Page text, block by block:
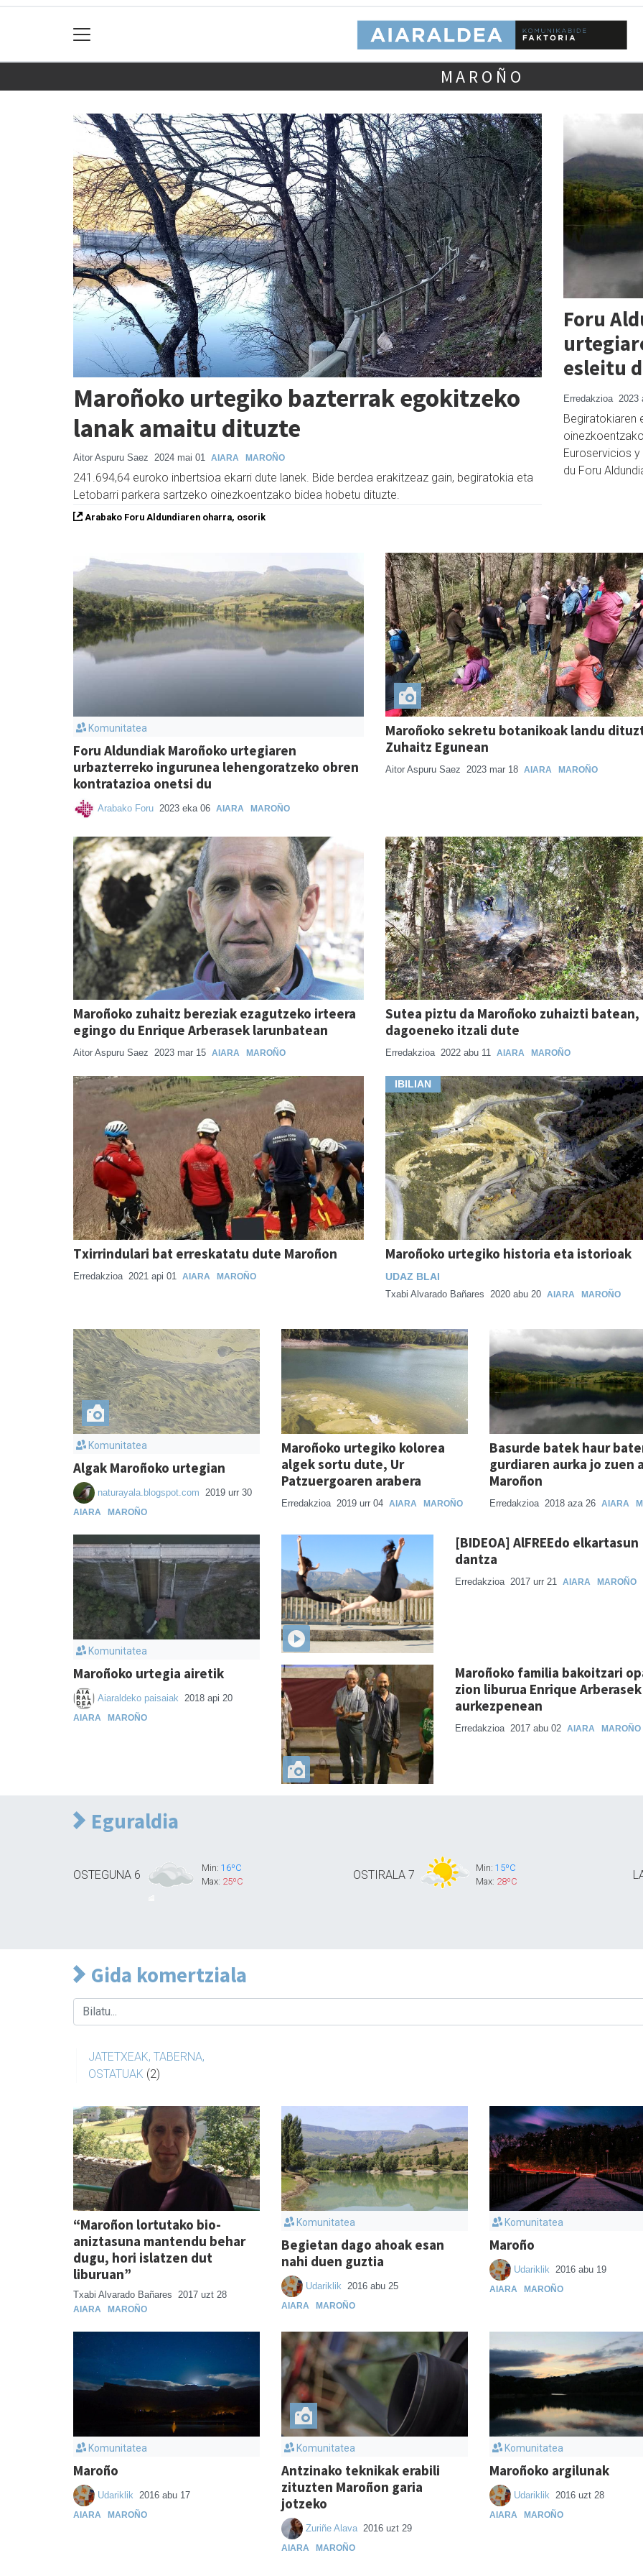
MAROÑO
Maroñoko urtegiko bazterrak egokitzeko
lanak amaitu dituzte
Aitor Aspuru Saez 2024 mai 01 AIARA MAROÑO
241.694,64 euroko inbertsioa ekarri dute lanek. Bide berdea erakitzeaz gain, begiratokia eta
Letobarri parkera sartzeko oinezkoentzako bidea hobetu dituzte.
Arabako Foru Aldundiaren oharra, osorik
Foru
esleitu
Erredakzioa 2023
Begiratokiaren
Euroservicios
du Foru
Komunitatea
Foru Aldundiak Maroñoko urtegiaren
urbazterreko ingurunea lehengoratzeko obren
kontratazioa onetsi du
Arabako Foru 2023 eka 06 AIARA MAROÑO
Maroñoko sekretu botanikoak landu
Zuhaitz Egunean
Aitor Aspuru Saez 2023 mar 18 AIARA MAROÑO
Maroñoko zuhaitz bereziak ezagutzeko irteera
egingo du Enrique Arberasek larunbatean
Aitor Aspuru Saez 2023 mar 15 AIARA MAROÑO
Sutea piztu da Maroñoko zuhaizti batean,
dagoeneko itzali dute
Erredakzioa 2022 abu 11 AIARA MAROÑO
Txirrindulari bat erreskatatu dute Maroñon
Erredakzioa 2021 api 01 AIARA MAROÑO
IBILIAN
Maroñoko urtegiko historia eta istorioak
UDAZ BLAI
Txabi Alvarado Bañares 2020 abu 20 AIARA MAROÑO
Komunitatea
Algak Maroñoko urtegian
naturayala.blogspot.com 2019 urr 30
AIARA MAROÑO
Maroñoko urtegiko kolorea
algek sortu dute, Ur
Patzuergoaren arabera
Erredakzioa 2019 urr 04 AIARA MAROÑO
Basurde batek haur
gurdiaren aurka jo zuen
Maroñon
Erredakzioa 2018 aza 26 AIARA
Komunitatea
Maroñoko urtegia airetik
Aiaraldeko paisaiak 2018 api 20
AIARA MAROÑO
[BIDEOA] AlFREEdo elkartasun
dantza
Erredakzioa 2017 urr 21 AIARA MAROÑO
Maroñoko familia bakoitzari
zion liburua Enrique Arberasek
aurkezpenean
Erredakzioa 2017 abu 02 AIARA MAROÑO
Eguraldia
OSTEGUNA 6
Min: 16ºC
Max: 25ºC OSTIRALA 7
Min: 15ºC
Max: 28ºC
Gida komertziala
JATETXEAK, TABERNA,
OSTATUAK (2)
“Maroñon lortutako bio-
aniztasuna mantendu behar
dugu, hori islatzen dut
liburuan”
Txabi Alvarado Bañares 2017 uzt 28
AIARA MAROÑO
Komunitatea
Begietan dago ahoak esan
nahi duen guztia
Udariklik 2016 abu 25
AIARA MAROÑO
Komunitatea
Maroño
Udariklik 2016 abu 19
AIARA MAROÑO
Komunitatea
Maroño
Udariklik 2016 abu 17
AIARA MAROÑO
Komunitatea
Antzinako teknikak erabili
zituzten Maroñon garia
jotzeko
Zuriñe Alava 2016 uzt 29
AIARA MAROÑO
Komunitatea
Maroñoko argilunak
Udariklik 2016 uzt 28
AIARA MAROÑO